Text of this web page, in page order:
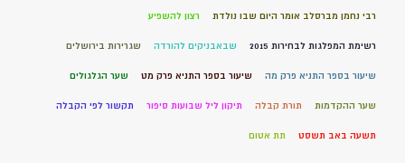
רבי נחמן מברסלב אומר היום שבו נולדת רצון להשפיע
רשימת המפלגות לבחירות 2015 שבאבניקים להורדה שגרירות בירושלים
שיעור בספר התניא פרק מה שיעור בספר התניא פרק מט שער הגלגולים
שער ההקדמות תורת קבלה תיקון ליל שבועות סיפור תקשור לפי הקבלה
תשעה באב תשסט תת אטום